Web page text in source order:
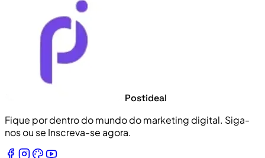
Postideal
Fique por dentro do mundo do marketing digital. Siga-
nos ou se Inscreva-se agora.